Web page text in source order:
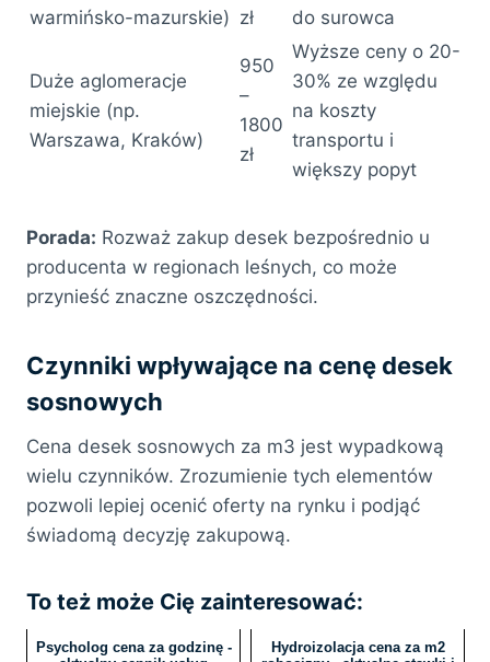
warmińsko-mazurskie) zł
do surowca
Duże aglomeracje
miejskie (np.
Warszawa, Kraków)
950
–
1800
zł
Wyższe ceny o 20-
30% ze względu
na koszty
transportu i
większy popyt
Porada: Rozważ zakup desek bezpośrednio u
producenta w regionach leśnych, co może
przynieść znaczne oszczędności.
Czynniki wpływające na cenę desek
sosnowych
Cena desek sosnowych za m3 jest wypadkową
wielu czynników. Zrozumienie tych elementów
pozwoli lepiej ocenić oferty na rynku i podjąć
świadomą decyzję zakupową.
To też może Cię zainteresować:
Psycholog cena za godzinę -
Hydroizolacja cena za m2